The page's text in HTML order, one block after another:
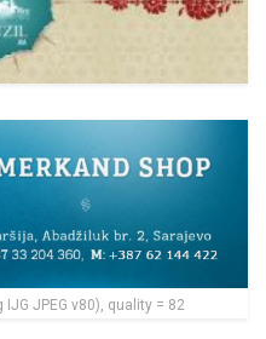
IJG JPEG v80), quality = 82